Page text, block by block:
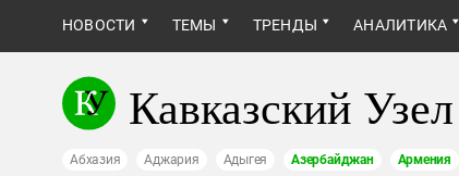
НОВОСТИ ТЕМЫ ТРЕНДЫ АНАЛИТИКА
Кавказский Узел
Абхазия Аджария Адыгея Азербайджан Армения